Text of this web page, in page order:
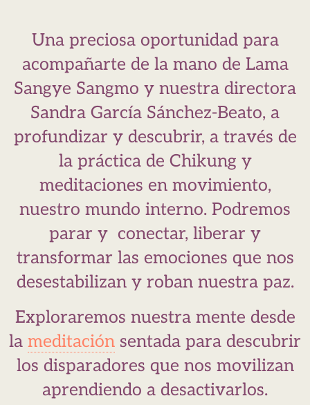
Una preciosa oportunidad para
acompañarte de la mano de Lama
Sangye Sangmo y nuestra directora
Sandra García Sánchez-Beato, a
profundizar y descubrir, a través de
la práctica de Chikung y
meditaciones en movimiento,
nuestro mundo interno. Podremos
parar y conectar, liberar y
transformar las emociones que nos
desestabilizan y roban nuestra paz.
Exploraremos nuestra mente desde
la meditación sentada para descubrir
los disparadores que nos movilizan
aprendiendo a desactivarlos.